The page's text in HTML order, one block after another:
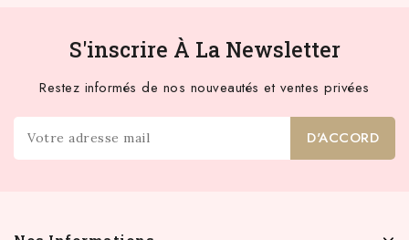
S'inscrire À La Newsletter
Restez informés de nos nouveautés et ventes privées